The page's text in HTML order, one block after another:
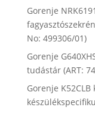
Gorenje
No: 499306/01)
Gorenje
tudástár (ART:
Gorenje